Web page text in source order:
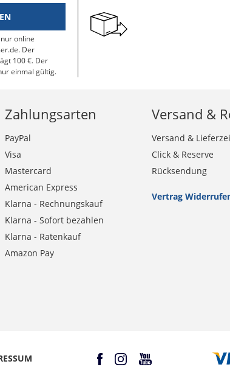
online
Der
100 €. Der
einmal gültig.
Zahlungsarten
PayPal
Visa
Mastercard
American Express
Klarna - Rechnungskauf
Klarna - Sofort bezahlen
Klarna - Ratenkauf
Amazon Pay
Versand &
Versand &
Click & Reserve
Rücksendung
Vertrag